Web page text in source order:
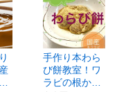
手作り本わら
び餅教室！ワ
ラビの根か…